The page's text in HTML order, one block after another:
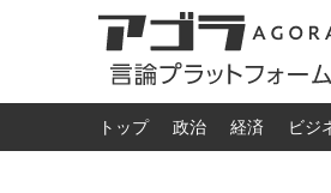
トップ 政治 経済 ビジ